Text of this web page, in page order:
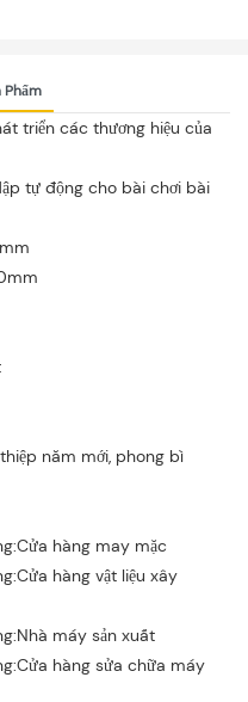
Phẩm
triển các thương hiệu của
tự động cho bài chơi bài
năm mới, phong bì
hàng may mặc
hàng vật liệu xây
máy sản xuất
hàng sửa chữa máy